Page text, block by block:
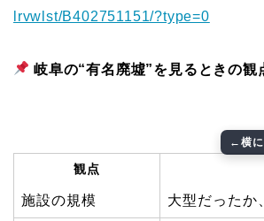
lrvwlst/B402751151/?type=0
岐阜の“有名廃墟”を見るときの観
観点
施設の規模 大型だったか